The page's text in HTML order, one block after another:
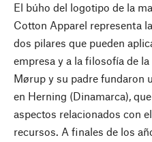
El búho del logotipo de la
Cotton Apparel representa
dos pilares que pueden
empresa y a la filosofía de
Mørup y su padre fundaron
en Herning (Dinamarca),
aspectos relacionados con
recursos. A finales de los